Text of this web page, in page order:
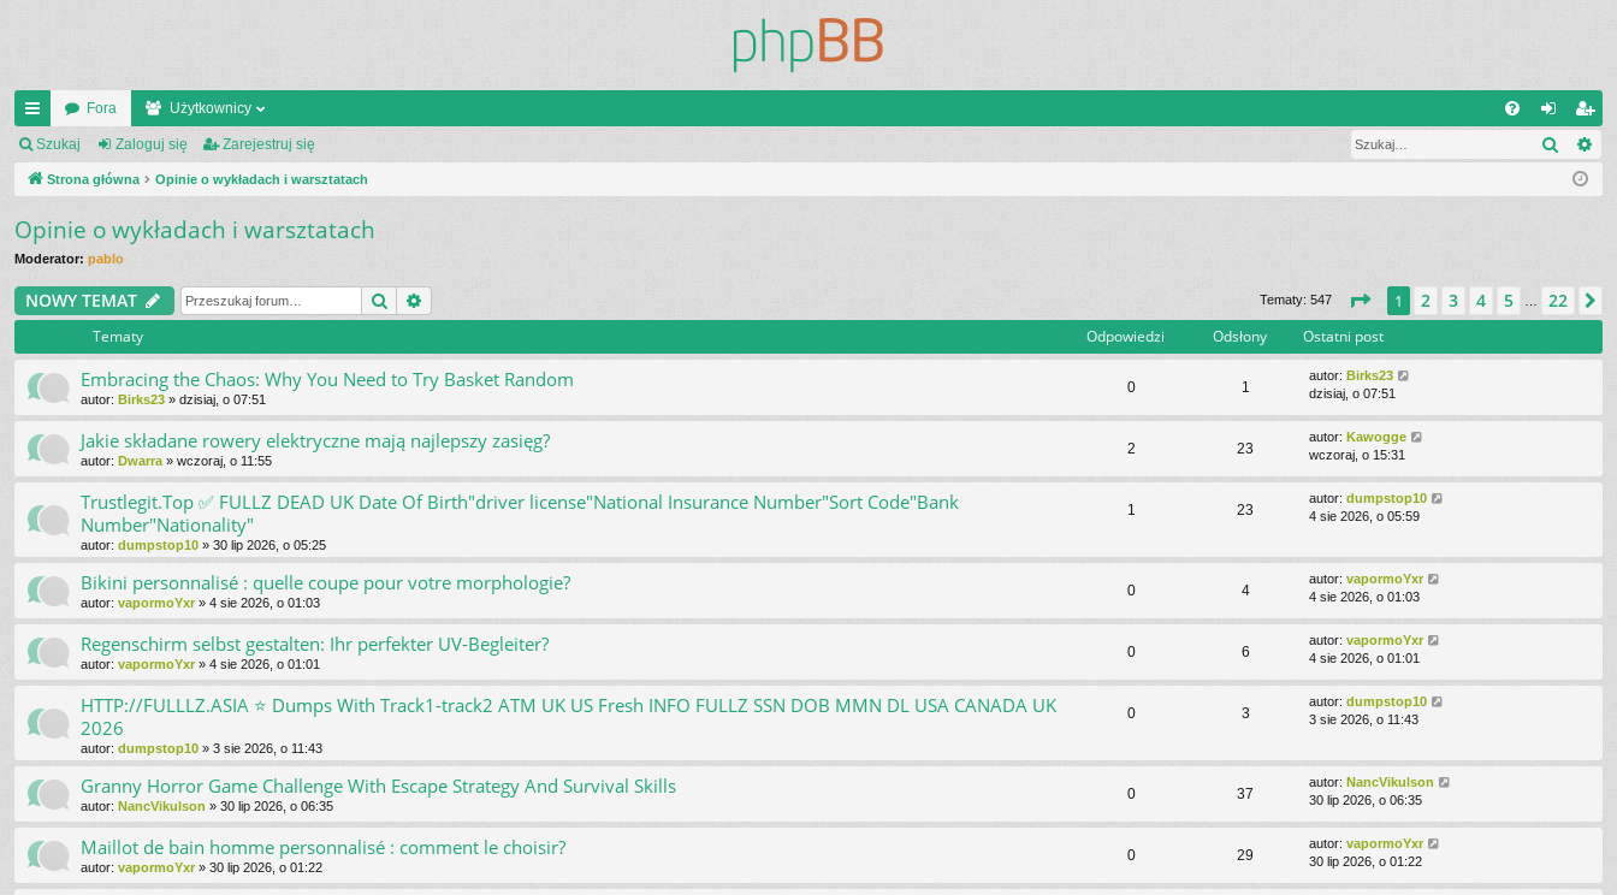
ię
ce
…
Fora Użytkownicy
al
ę
ar
ej
j
si
ę
Szukaj Zaloguj się Zarejestruj się Szukaj
Strona główna Opinie o wykładach i warsztatach
Opinie o wykładach i warsztatach
Moderator: pablo
NOWY TEMAT Szukaj Tematy: 547 Strona z 22
1 2 3 4 5 … 22
Tematy Odpowiedzi Odsłony Ostatni post
Embracing the Chaos: Why You Need to Try Basket Random
autor: Birks23 » dzisiaj, o 07:51
0 1
autor: Birks23
dzisiaj, o 07:51
Jakie składane rowery elektryczne mają najlepszy zasięg?
autor: Dwarra» wczoraj, o 11:55
2 23
autor: Kawogge
wczoraj, o 15:31
Trustlegit.Top ✅ FULLZ DEAD UK Date Of Birth"driver license"National Insurance Number"Sort Code"Bank
Number"Nationality"
autor: dumpstop10 » 30 lip 2026, o 05:25
1 23
autor: dumpstop10
4 sie 2026, o 05:59
Bikini personnalisé : quelle coupe pour votre morphologie?
autor: vapormoYxr » 4 sie 2026, o 01:03
0 4
autor: vapormoYxr
4 sie 2026, o 01:03
Regenschirm selbst gestalten: Ihr perfekter UV-Begleiter?
autor: vapormoYxr » 4 sie 2026, o 01:01
0 6
autor: vapormoYxr
4 sie 2026, o 01:01
HTTP://FULLLZ.ASIA ⭐️ Dumps With Track1-track2 ATM UK US Fresh INFO FULLZ SSN DOB MMN DL USA CANADA UK
2026
autor: dumpstop10 » 3 sie 2026, o 11:43
0 3
autor: dumpstop10
3 sie 2026, o 11:43
Granny Horror Game Challenge With Escape Strategy And Survival Skills
autor: NancVikulson » 30 lip 2026, o 06:35
0 37
autor: NancVikulson
30 lip 2026, o 06:35
Maillot de bain homme personnalisé : comment le choisir?
autor: vapormoYxr » 30 lip 2026, o 01:22
0 29
autor: vapormoYxr
30 lip 2026, o 01:22